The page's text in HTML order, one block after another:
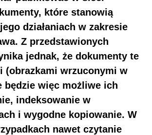
które stanowią
działaniach w zakresie
Z przedstawionych
jednak, że dokumenty te
(obrazkami wrzuconymi w
będzie więc możliwe ich
indeksowanie w
i wygodne kopiowanie. W
nawet czytanie